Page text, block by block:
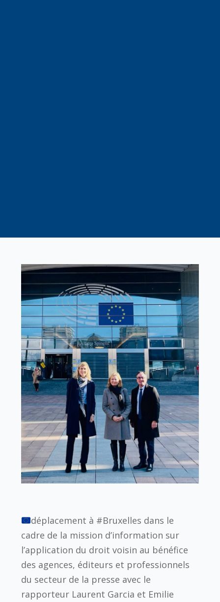
déplacement à #Bruxelles dans le
cadre de la mission d’information sur
l’application du droit voisin au bénéfice
des agences, éditeurs et professionnels
du secteur de la presse avec le
rapporteur Laurent Garcia et Emilie